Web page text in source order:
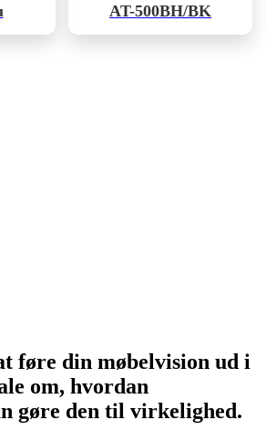
AT-500BH/BK
føre din møbelvision ud i
om, hvordan
gøre den til virkelighed.